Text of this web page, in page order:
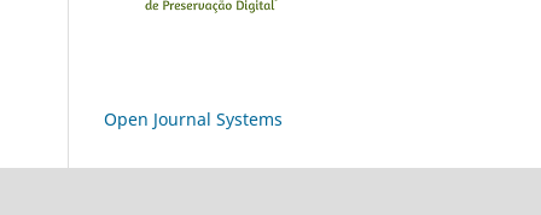
Open Journal Systems